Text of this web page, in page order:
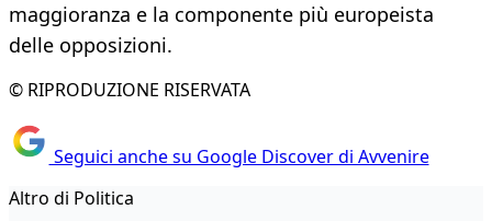
maggioranza e la componente più europeista
delle opposizioni.
© RIPRODUZIONE RISERVATA
Seguici anche su Google Discover di Avvenire
Altro di Politica